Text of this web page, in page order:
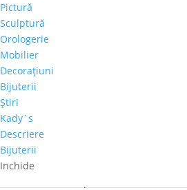
Pictură
Sculptură
Orologerie
Mobilier
Decoraţiuni
Bijuterii
Ştiri
Kady`s
Descriere
Bijuterii
Inchide
Brâncovenești de la Porțile
Alexandra’s vă invită sâmbătă, 03
vernisajul expoziției Peisaje
de pictură, semnată Eugen
de...
Leonardo da Vinci acum 500
10 octombrie 2017
O schiță a unei genți desenate de